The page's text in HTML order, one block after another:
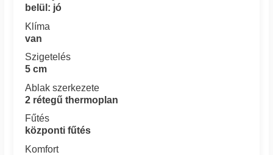
belül: jó
Klíma
van
Szigetelés
5 cm
Ablak szerkezete
2 rétegű thermoplan
Fűtés
központi fűtés
Komfort